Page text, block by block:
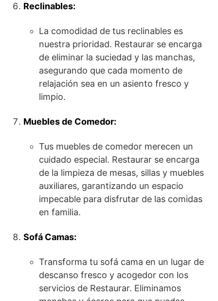
Reclinables:
La comodidad de tus reclinables es
nuestra prioridad. Restaurar se encarga
de eliminar la suciedad y las manchas,
asegurando que cada momento de
relajación sea en un asiento fresco y
limpio.
Muebles de Comedor:
Tus muebles de comedor merecen un
cuidado especial. Restaurar se encarga
de la limpieza de mesas, sillas y muebles
auxiliares, garantizando un espacio
impecable para disfrutar de las comidas
en familia.
Sofá Camas:
Transforma tu sofá cama en un lugar de
descanso fresco y acogedor con los
servicios de Restaurar. Eliminamos